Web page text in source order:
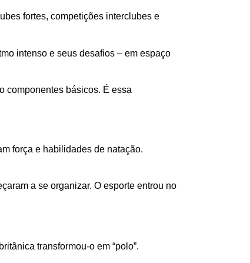
fortes, competições interclubes e
intenso e seus desafios – em espaço
componentes básicos. É essa
força e habilidades de natação.
a se organizar. O esporte entrou no
transformou-o em “polo”.